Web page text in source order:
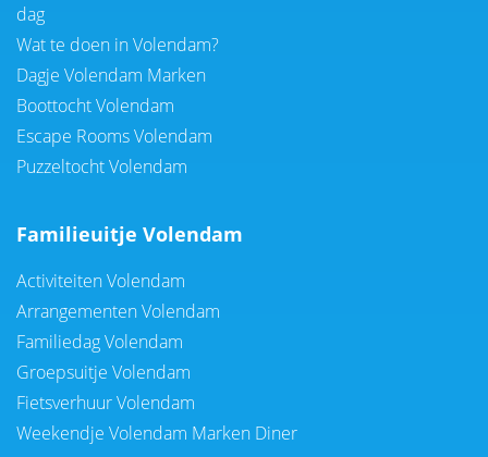
dag
Wat te doen in Volendam?
Dagje Volendam Marken
Boottocht Volendam
Escape Rooms Volendam
Puzzeltocht Volendam
Familieuitje Volendam
Activiteiten Volendam
Arrangementen Volendam
Familiedag Volendam
Groepsuitje Volendam
Fietsverhuur Volendam
Weekendje Volendam Marken Diner